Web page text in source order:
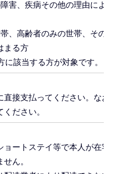
障害、疾病その他の理由によ
帯、高齢者のみの世帯、その
まる方
該当する方が対象です。
接支払ってください。なお
ださい。
ートステイ等で本人が在宅
ん。